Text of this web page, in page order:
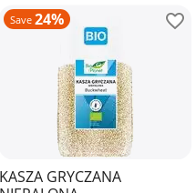
Save 24%
KASZA GRYCZANA